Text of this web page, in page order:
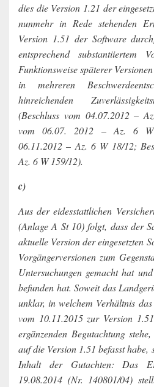
dies die Version 1.21 der
nunmehr in Rede stehenden
Version 1.51 der Software
entsprechend substantiiertem
Funktionsweise späterer
in mehreren
hinreichenden
(Beschluss vom 04.07.2012 –
vom 06.07. 2012 – Az. 6 W
06.11.2012 – Az. 6 W 18/12;
Az. 6 W 159/12).
c)
Aus der eidesstattlichen
(Anlage A St 10) folgt, dass der
aktuelle Version der eingesetzten
Vorgängerversionen zum
Untersuchungen gemacht hat
befunden hat. Soweit das
unklar, in welchem Verhältnis
vom 10.11.2015 zur Version
ergänzenden Begutachtung
auf die Version 1.51 befasst habe,
Inhalt der Gutachten: Das
19.08.2014 (Nr. 140801/04)